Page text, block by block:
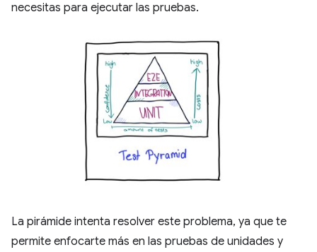
necesitas para ejecutar las pruebas.
La pirámide intenta resolver este problema, ya que te
permite enfocarte más en las pruebas de unidades y